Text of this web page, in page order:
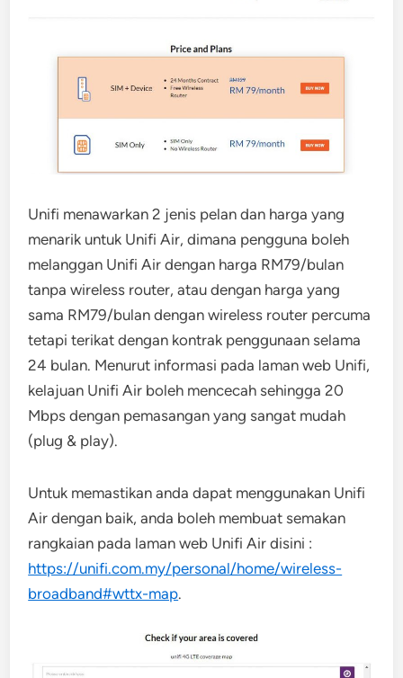
Unifi menawarkan 2 jenis pelan dan harga yang
menarik untuk Unifi Air, dimana pengguna boleh
melanggan Unifi Air dengan harga RM79/bulan
tanpa wireless router, atau dengan harga yang
sama RM79/bulan dengan wireless router percuma
tetapi terikat dengan kontrak penggunaan selama
24 bulan. Menurut informasi pada laman web Unifi,
kelajuan Unifi Air boleh mencecah sehingga 20
Mbps dengan pemasangan yang sangat mudah
(plug & play).
Untuk memastikan anda dapat menggunakan Unifi
Air dengan baik, anda boleh membuat semakan
rangkaian pada laman web Unifi Air disini :
https://unifi.com.my/personal/home/wireless-
broadband#wttx-map.